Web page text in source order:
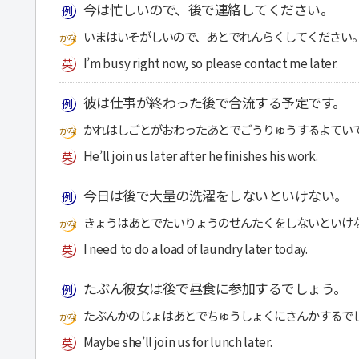
今は忙しいので、後で連絡してください。
いまはいそがしいので、あとでれんらくしてください。
I’m busy right now, so please contact me later.
彼は仕事が終わった後で合流する予定です。
かれはしごとがおわったあとでごうりゅうするよてい
He’ll join us later after he finishes his work.
今日は後で大量の洗濯をしないといけない。
きょうはあとでたいりょうのせんたくをしないといけ
I need to do a load of laundry later today.
たぶん彼女は後で昼食に参加するでしょう。
たぶんかのじょはあとでちゅうしょくにさんかするで
Maybe she’ll join us for lunch later.